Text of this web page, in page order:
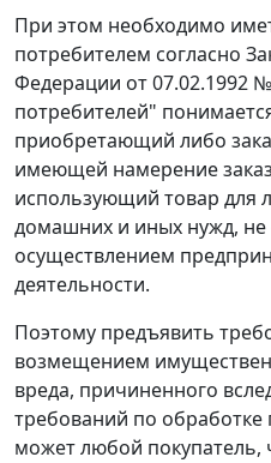
При этом необходимо
потребителем согласно
Федерации от 07.02.1992
потребителей"
приобретающий либо
имеющей намерение
использующий товар для
домашних и иных нужд, не
осуществлением
деятельности.
Поэтому предъявить
возмещением
вреда, причиненного
требований по
может любой